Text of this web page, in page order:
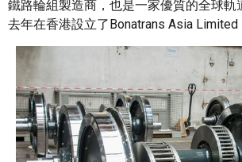
鐵路輪組製造商，也是一家優質的全球
去年在香港設立了Bonatrans Asia Limited